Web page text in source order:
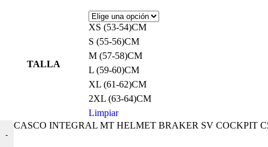
TALLA
XS (53-54)CM
S (55-56)CM
M (57-58)CM
L (59-60)CM
XL (61-62)CM
2XL (63-64)CM
Limpiar
-
CASCO INTEGRAL MT HELMET BRAKER SV COCKPIT